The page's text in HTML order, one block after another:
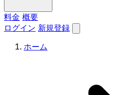
料金 概要
ログイン 新規登録
ホーム